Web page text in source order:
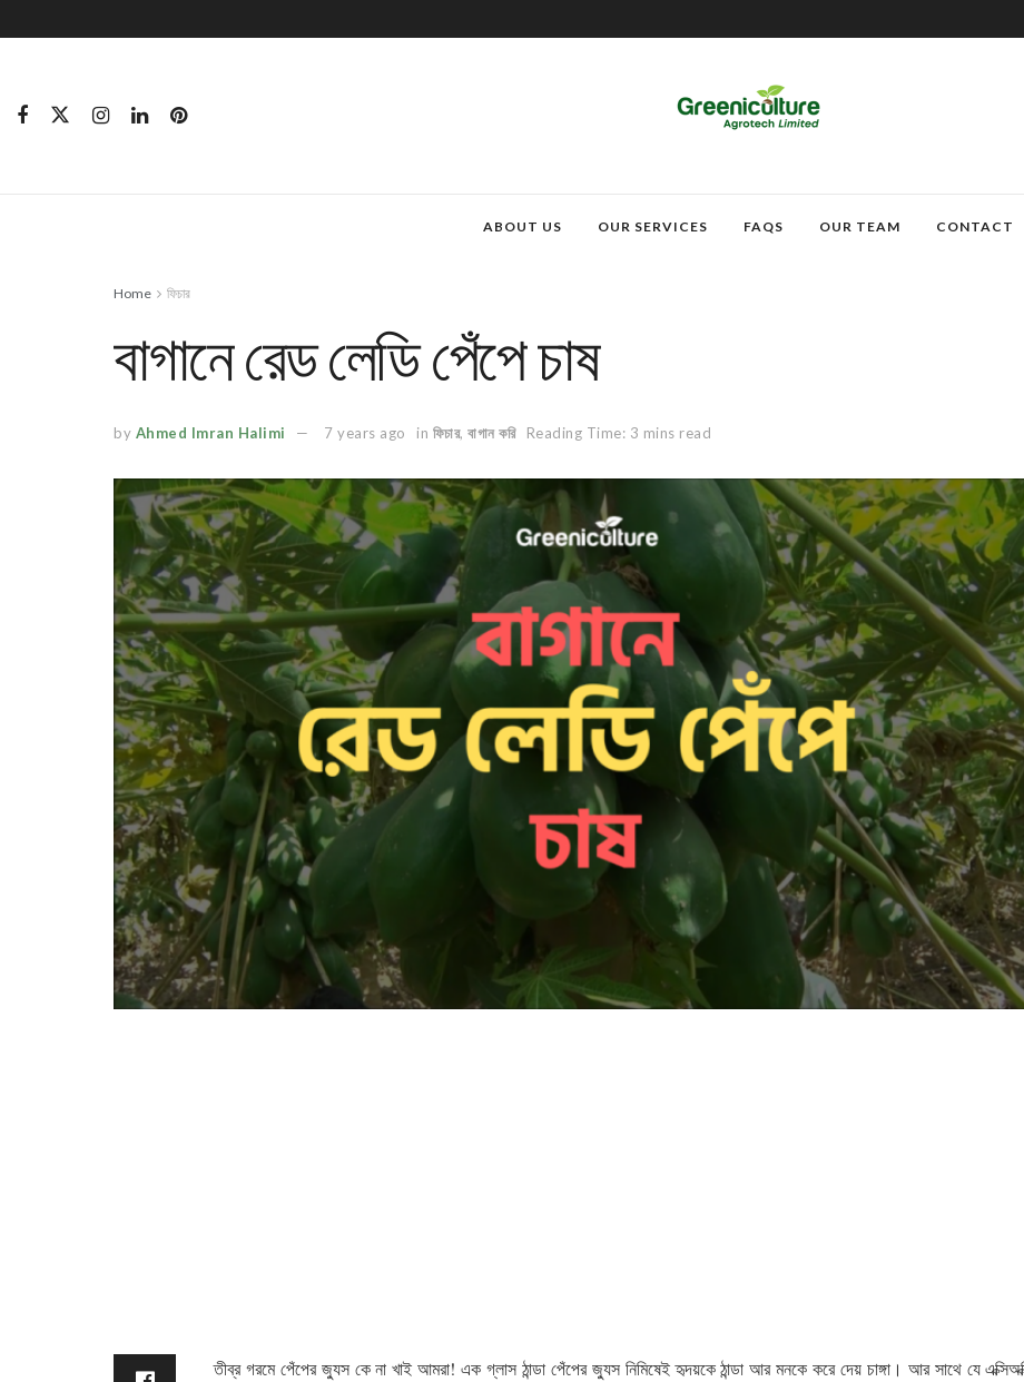
ABOUT US OUR SERVICES FAQS OUR TEAM CONTACT
Home ফিচার
বাগানে রেড লেডি পেঁপে চাষ
by Ahmed Imran Halimi 7 years ago in ফিচার, বাগান করি Reading Time: 3 mins read
তীব্র গরমে পেঁপের জ্যুস কে না খাই আমরা! এক গ্লাস ঠান্ডা পেঁপের জ্যুস নিমিষেই হৃদয়কে ঠান্ডা আর মনকে করে দেয় চাঙ্গা। আর সাথে যে